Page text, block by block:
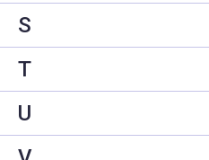
S
T
U